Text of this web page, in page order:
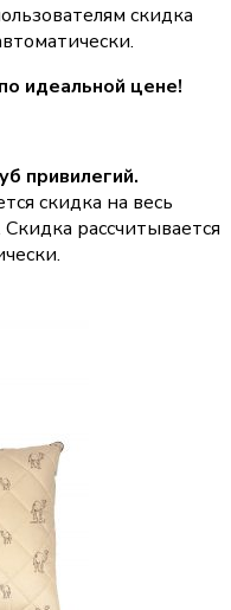
скидка
идеальной цене!
привилегий.
скидка на весь
рассчитывается